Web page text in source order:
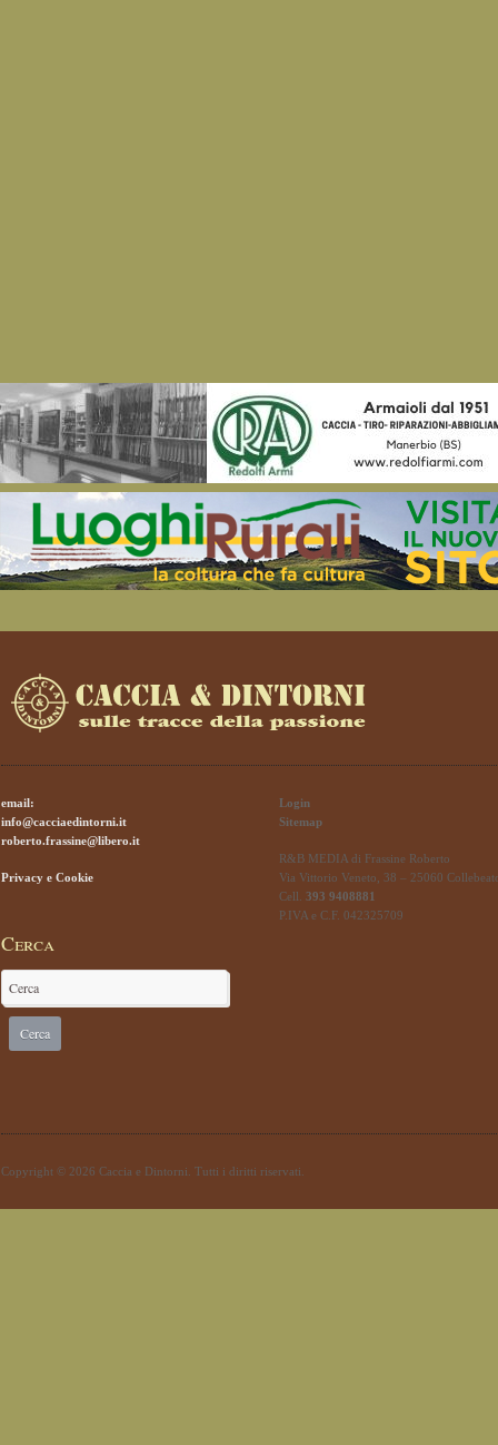
email:
info@cacciaedintorni.it
roberto.frassine@libero.it
Privacy e Cookie
Cerca
Login
Sitemap
R&B MEDIA di Frassine Roberto
Via Vittorio Veneto, 38 – 25060
Cell. 393 9408881
P.IVA e C.F. 042325709
Copyright © 2026 Caccia e Dintorni. Tutti i diritti riservati.